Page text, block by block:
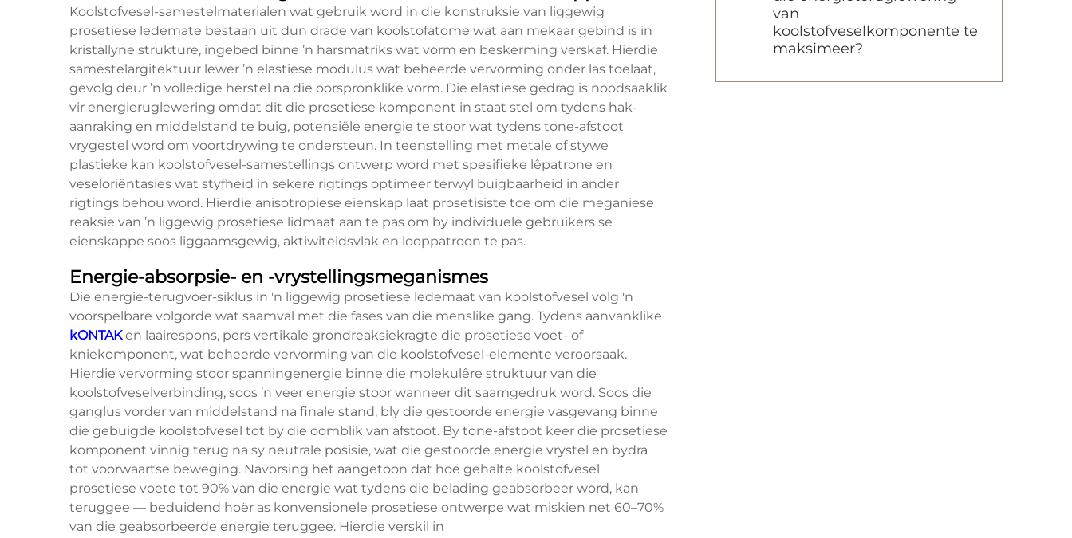
Koolstofvesel-samestelmaterialen wat gebruik word in die konstruksie van liggewig
prosetiese ledemate bestaan uit dun drade van koolstofatome wat aan mekaar gebind is in
kristallyne strukture, ingebed binne ’n harsmatriks wat vorm en beskerming verskaf. Hierdie
samestelargitektuur lewer ’n elastiese modulus wat beheerde vervorming onder las toelaat,
gevolg deur ’n volledige herstel na die oorspronklike vorm. Die elastiese gedrag is noodsaaklik
vir energieruglewering omdat dit die prosetiese komponent in staat stel om tydens hak-
aanraking en middelstand te buig, potensiële energie te stoor wat tydens tone-afstoot
vrygestel word om voortdrywing te ondersteun. In teenstelling met metale of stywe
plastieke kan koolstofvesel-samestellings ontwerp word met spesifieke lêpatrone en
veseloriëntasies wat styfheid in sekere rigtings optimeer terwyl buigbaarheid in ander
rigtings behou word. Hierdie anisotropiese eienskap laat prosetisiste toe om die meganiese
reaksie van ’n liggewig prosetiese lidmaat aan te pas om by individuele gebruikers se
eienskappe soos liggaamsgewig, aktiwiteidsvlak en looppatroon te pas.
Energie-absorpsie- en -vrystellingsmeganismes
Die energie-terugvoer-siklus in 'n liggewig prosetiese ledemaat van koolstofvesel volg 'n
voorspelbare volgorde wat saamval met die fases van die menslike gang. Tydens aanvanklike
kONTAKen laairespons, pers vertikale grondreaksiekragte die prosetiese voet- of
kniekomponent, wat beheerde vervorming van die koolstofvesel-elemente veroorsaak.
Hierdie vervorming stoor spanningenergie binne die molekulêre struktuur van die
koolstofveselverbinding, soos ’n veer energie stoor wanneer dit saamgedruk word. Soos die
ganglus vorder van middelstand na finale stand, bly die gestoorde energie vasgevang binne
die gebuigde koolstofvesel tot by die oomblik van afstoot. By tone-afstoot keer die prosetiese
komponent vinnig terug na sy neutrale posisie, wat die gestoorde energie vrystel en bydra
tot voorwaartse beweging. Navorsing het aangetoon dat hoë gehalte koolstofvesel
prosetiese voete tot 90% van die energie wat tydens die belading geabsorbeer word, kan
teruggee — beduidend hoër as konvensionele prosetiese ontwerpe wat miskien net 60–70%
van die geabsorbeerde energie teruggee. Hierdie verskil in
van
koolstofveselkomponente te
maksimeer?